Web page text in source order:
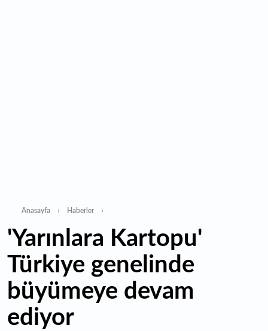
Anasayfa Haberler
'Yarınlara Kartopu'
Türkiye genelinde
büyümeye devam
ediyor